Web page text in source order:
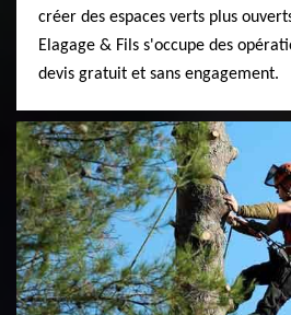
créer des espaces verts plus
Elagage & Fils s'occupe des
devis gratuit et sans engagement.